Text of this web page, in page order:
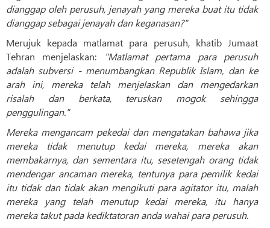
dianggap oleh perusuh, jenayah yang mereka buat itu tidak
dianggap sebagai jenayah dan keganasan?"
Merujuk kepada matlamat para perusuh, khatib Jumaat
Tehran menjelaskan:
"Matlamat pertama para perusuh
adalah subversi - menumbangkan Republik Islam, dan ke
arah ini, mereka telah menjelaskan dan mengedarkan
risalah dan berkata, teruskan mogok sehingga
penggulingan."
Mereka mengancam pekedai dan mengatakan bahawa jika
mereka tidak menutup kedai mereka, mereka akan
membakarnya, dan sementara itu, sesetengah orang tidak
mendengar ancaman mereka, tentunya para pemilik kedai
itu tidak dan tidak akan mengikuti para agitator itu, malah
mereka yang telah menutup kedai mereka, itu hanya
mereka takut pada kediktatoran anda wahai para perusuh.